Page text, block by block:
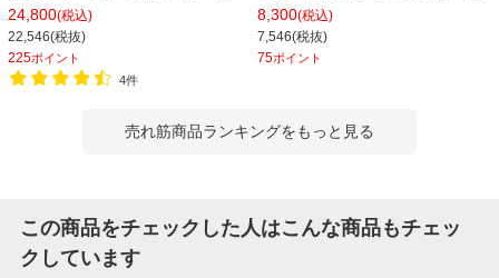
モニター34インチ(3.2～9.1kg)まで
対応 VESA規格 【ホワイト・ブラッ
ク・アルミニウム】
24,800(税込)
22,546(税抜)
225ポイント
4件
インチ VESA規格対応
8,300(税込)
7,546(税抜)
75ポイント
売れ筋商品ランキングをもっと見る
この商品をチェックした人はこんな商品もチェッ
クしています